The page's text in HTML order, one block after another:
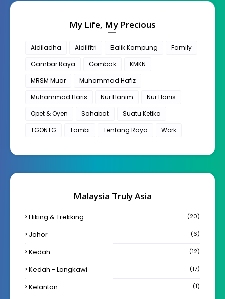
My Life, My Precious
Aidiladha Aidilfitri Balik Kampung
Family
Gambar Raya
Gombak
KMKN
MRSM Muar
Muhammad Hafiz
Muhammad Haris
Nur Hanim
Nur Hanis
Opet & Oyen
Sahabat
Suatu Ketika
TGONTG
Tambi Tentang Raya Work
Malaysia Truly Asia
Hiking & Trekking (20)
Johor (6)
Kedah (12)
Kedah - Langkawi (17)
Kelantan (1)